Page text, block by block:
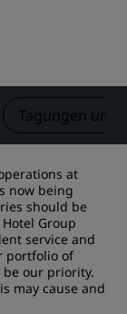
Tagungen und
at
now being
should be
Group
service and
portfolio of
our priority.
may cause and